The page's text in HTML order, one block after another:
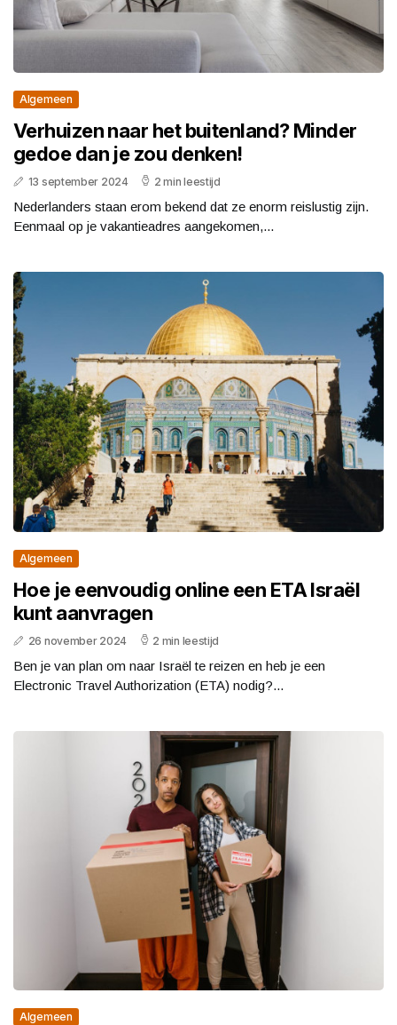
Algemeen
Verhuizen naar het buitenland? Minder
gedoe dan je zou denken!
13 september 2024 2 min leestijd
Nederlanders staan erom bekend dat ze enorm reislustig zijn.
Eenmaal op je vakantieadres aangekomen,...
Algemeen
Hoe je eenvoudig online een ETA Israël
kunt aanvragen
26 november 2024 2 min leestijd
Ben je van plan om naar Israël te reizen en heb je een
Electronic Travel Authorization (ETA) nodig?...
Algemeen